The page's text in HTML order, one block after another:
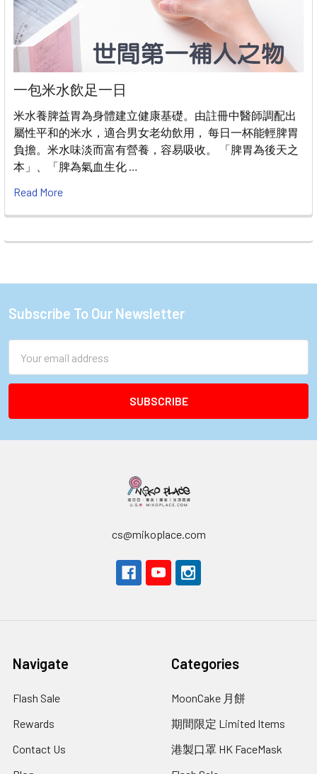
一包米水飲足一日
米水養脾益胃為身體建立健康基礎。由註冊中醫師調配出
屬性平和的米水，適合男女老幼飲用， 每日一杯能輕脾胃
負擔。米水味淡而富有營養，容易吸收。 「脾胃為後天之
本」、「脾為氣血生化 …
Read More
Footer
Subscribe To Our Newsletter
Address
cs@mikoplace.com
Navigate
Flash Sale
Rewards
Contact Us
Categories
MoonCake 月餅
期間限定 Limited Items
港製口罩 HK FaceMask